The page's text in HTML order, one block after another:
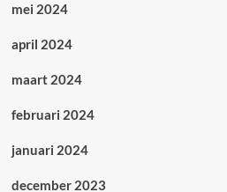
mei 2024
april 2024
maart 2024
februari 2024
januari 2024
december 2023